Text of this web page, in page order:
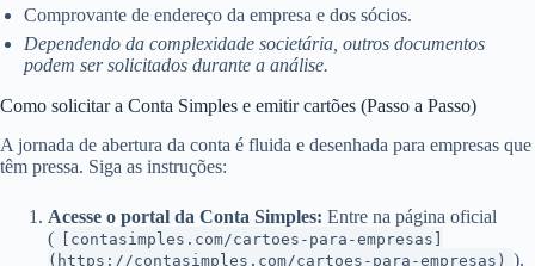
Comprovante de endereço da empresa e dos sócios.
Dependendo da complexidade societária, outros documentos
podem ser solicitados durante a análise.
Como solicitar a Conta Simples e emitir cartões (Passo a Passo)
A jornada de abertura da conta é fluida e desenhada para empresas que
têm pressa. Siga as instruções:
Acesse o portal da Conta Simples: Entre na página oficial
(
[contasimples.com/cartoes-para-empresas]
(https://contasimples.com/cartoes-para-empresas) ).